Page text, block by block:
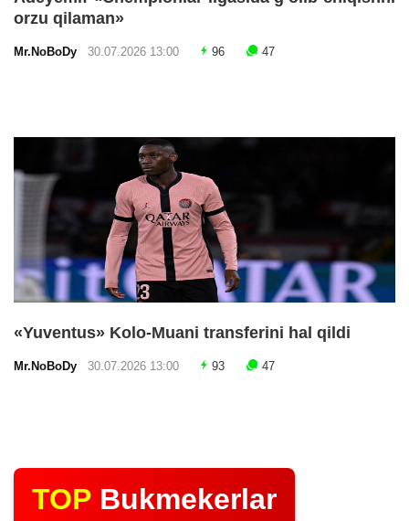
orzu qilaman»
Mr.NoBoDy 30.07.2026 13:00 96 47
«Yuventus» Kolo-Muani transferini hal qildi
Mr.NoBoDy 30.07.2026 13:00 93 47
TOP Bukmekerlar